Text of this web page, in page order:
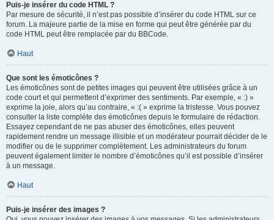
Puis-je insérer du code HTML ?
Par mesure de sécurité, il n’est pas possible d’insérer du code HTML sur ce
forum. La majeure partie de la mise en forme qui peut être générée par du
code HTML peut être remplacée par du BBCode.
Haut
Que sont les émoticônes ?
Les émoticônes sont de petites images qui peuvent être utilisées grâce à un
code court et qui permettent d’exprimer des sentiments. Par exemple, « :) »
exprime la joie, alors qu’au contraire, « :( » exprime la tristesse. Vous pouvez
consulter la liste complète des émoticônes depuis le formulaire de rédaction.
Essayez cependant de ne pas abuser des émoticônes, elles peuvent
rapidement rendre un message illisible et un modérateur pourrait décider de le
modifier ou de le supprimer complètement. Les administrateurs du forum
peuvent également limiter le nombre d’émoticônes qu’il est possible d’insérer
à un message.
Haut
Puis-je insérer des images ?